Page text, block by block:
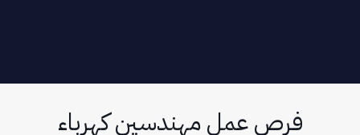
فرص عمل مهندسين كهرباء